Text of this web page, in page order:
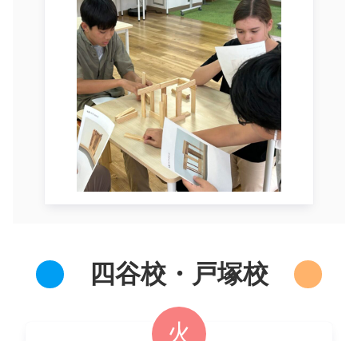
四谷校・戸塚校
火